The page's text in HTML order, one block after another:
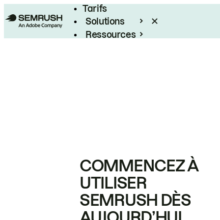
Tarifs
Solutions
Ressources
COMMENCEZ À
UTILISER
SEMRUSH DÈS